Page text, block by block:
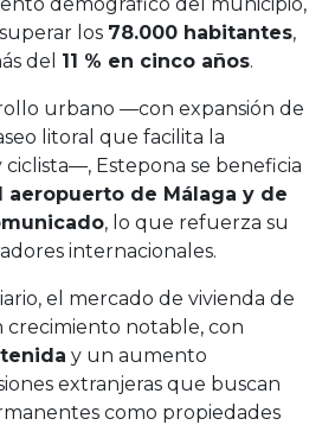
los 78.000 habitantes,
del 11 % en cinco años.
urbano —con expansión de
litoral que facilita la
Estepona se beneficia
aeropuerto de Málaga y de
, lo que refuerza su
internacionales.
el mercado de vivienda de
crecimiento notable, con
y un aumento
extranjeras que buscan
como propiedades